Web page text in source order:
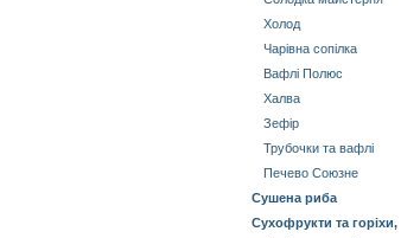
Холод
Чарівна сопілка
Вафлі Полюс
Халва
Зефір
Трубочки та вафлі
Печево Союзне
Сушена риба
Сухофрукти та горіхи,